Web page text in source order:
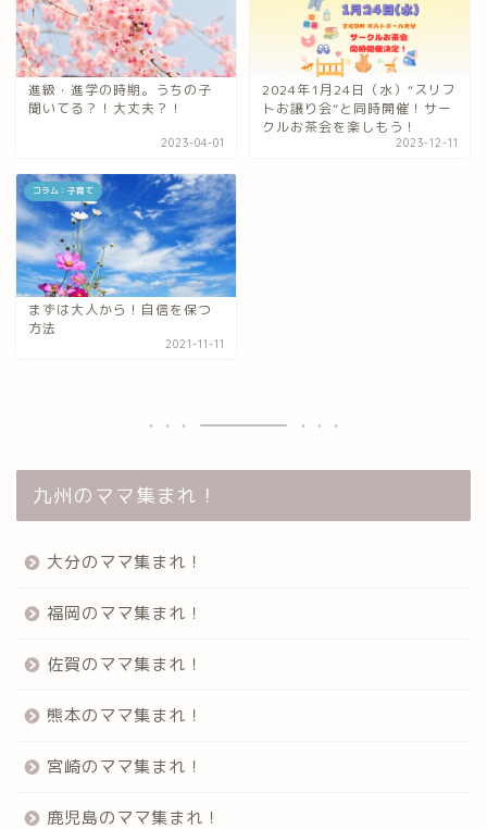
進級・進学の時期。うちの子
聞いてる？！大丈夫？！
2023-04-01
2024年1月24日（水）“スリフ
トお譲り会“と同時開催！サー
クルお茶会を楽しもう！
2023-12-11
コラム：子育て
まずは大人から！自信を保つ
方法
2021-11-11
九州のママ集まれ！
大分のママ集まれ！
福岡のママ集まれ！
佐賀のママ集まれ！
熊本のママ集まれ！
宮崎のママ集まれ！
鹿児島のママ集まれ！